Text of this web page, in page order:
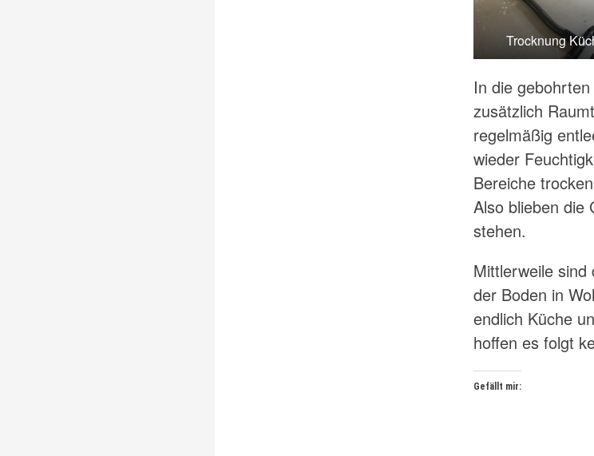
Trocknung
In die
zusätzlich
regelmäßig
wieder
Bereiche
Also blieben die
stehen.
Mittlerweile
der Boden in
endlich Küche
hoffen es folgt
Gefällt mir: